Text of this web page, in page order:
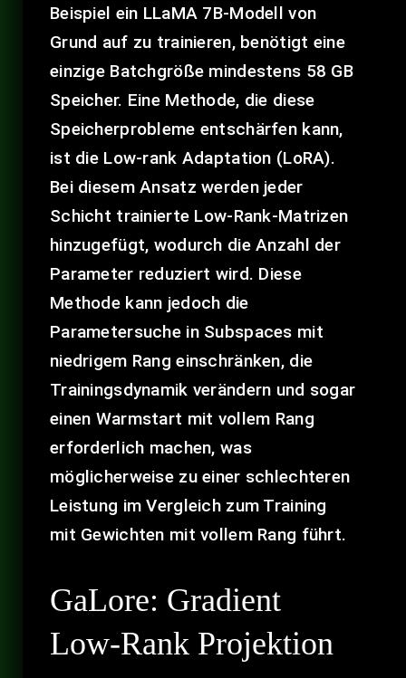
Beispiel ein LLaMA 7B-Modell von
Grund auf zu trainieren, benötigt eine
einzige Batchgröße mindestens 58 GB
Speicher. Eine Methode, die diese
Speicherprobleme entschärfen kann,
ist die Low-rank Adaptation (LoRA).
Bei diesem Ansatz werden jeder
Schicht trainierte Low-Rank-Matrizen
hinzugefügt, wodurch die Anzahl der
Parameter reduziert wird. Diese
Methode kann jedoch die
Parametersuche in Subspaces mit
niedrigem Rang einschränken, die
Trainingsdynamik verändern und sogar
einen Warmstart mit vollem Rang
erforderlich machen, was
möglicherweise zu einer schlechteren
Leistung im Vergleich zum Training
mit Gewichten mit vollem Rang führt.
GaLore: Gradient
Low-Rank Projektion